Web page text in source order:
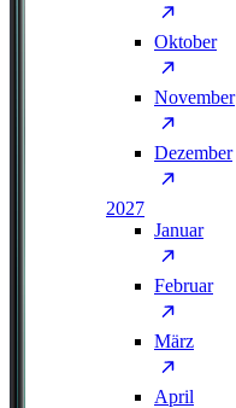
Oktober
November
Dezember
2027
Januar
Februar
März
April